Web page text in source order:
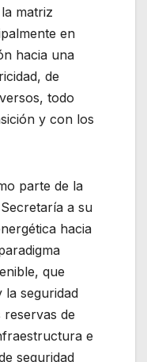
matriz
en
hacia una
de
todo
y con los
parte de la
a su
hacia
que
la seguridad
de
e
seguridad